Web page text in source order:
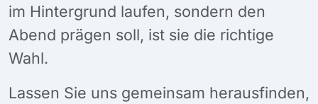
im Hintergrund laufen, sondern den
Abend prägen soll, ist sie die richtige
Wahl.
Lassen Sie uns gemeinsam herausfinden,